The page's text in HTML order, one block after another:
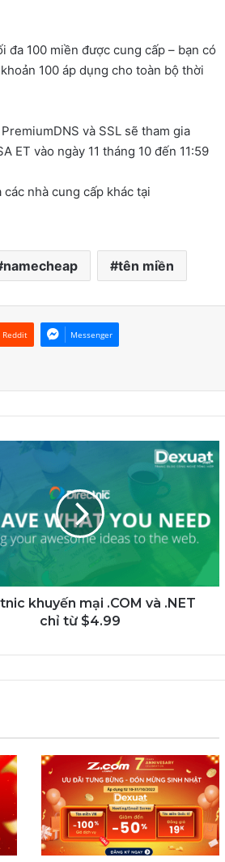
100 miền được cung cấp – bạn có
100 áp dụng cho toàn bộ thời
và SSL sẽ tham gia
ET vào ngày 11 tháng 10 đến 11:59
nhà cung cấp khác tại
namecheap tên miền
Reddit Messenger
khuyến mại .COM và .NET
chỉ từ $4.99